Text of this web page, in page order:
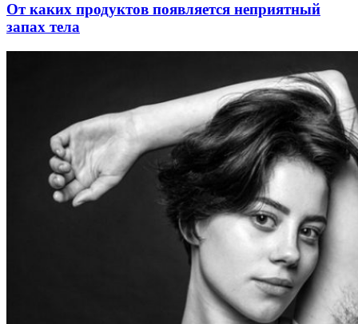
От каких продуктов появляется неприятный
запах тела